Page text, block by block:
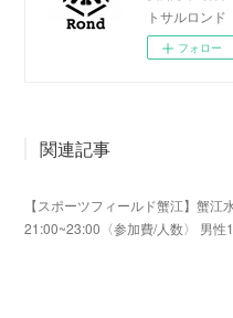
トサルロンド
フォロー
関連記事
【スポーツフィールド蟹江】蟹江
21:00~23:00〈参加費/人数〉 男性